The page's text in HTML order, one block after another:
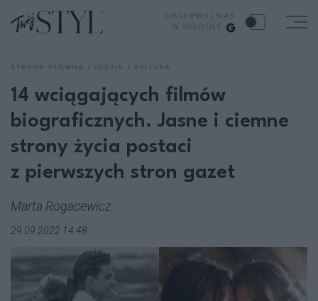
14 wciągających filmów
biograficznych. Jasne i ciemne
strony życia postaci
z pierwszych stron gazet
Marta Rogacewicz
29.09.2022 14:48